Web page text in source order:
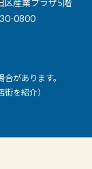
区産業プラザ5階
0800
があります。
を紹介）